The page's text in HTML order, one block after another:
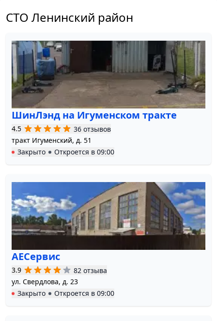
СТО Ленинский район
ШинЛэнд на Игуменском тракте
4.5
36 отзывов
тракт Игуменский, д. 51
Закрыто
Откроется в 09:00
АЕСервис
3.9
82 отзыва
ул. Свердлова, д. 23
Закрыто
Откроется в 09:00